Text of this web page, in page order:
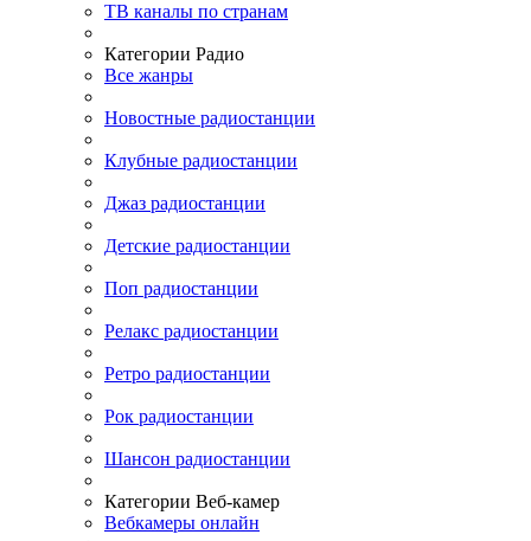
ТВ каналы по странам
Категории Радио
Все жанры
Новостные радиостанции
Клубные радиостанции
Джаз радиостанции
Детские радиостанции
Поп радиостанции
Релакс радиостанции
Ретро радиостанции
Рок радиостанции
Шансон радиостанции
Категории Веб-камер
Вебкамеры онлайн